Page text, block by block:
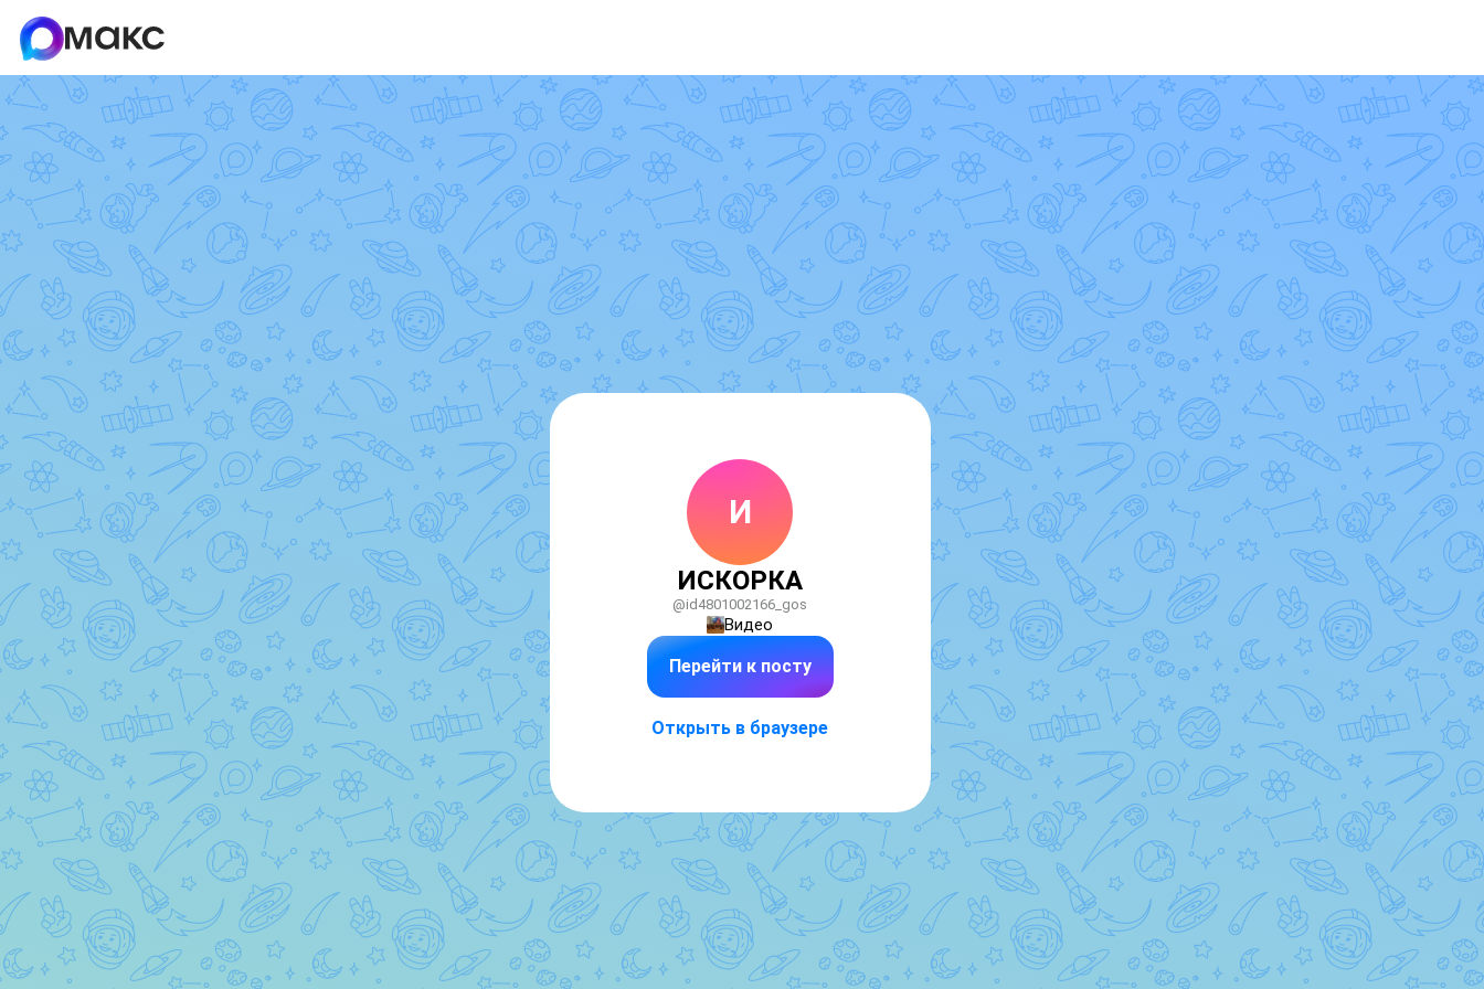
И
ИСКОРКА
@id4801002166_gos
Видео
Перейти к посту
Открыть в браузере